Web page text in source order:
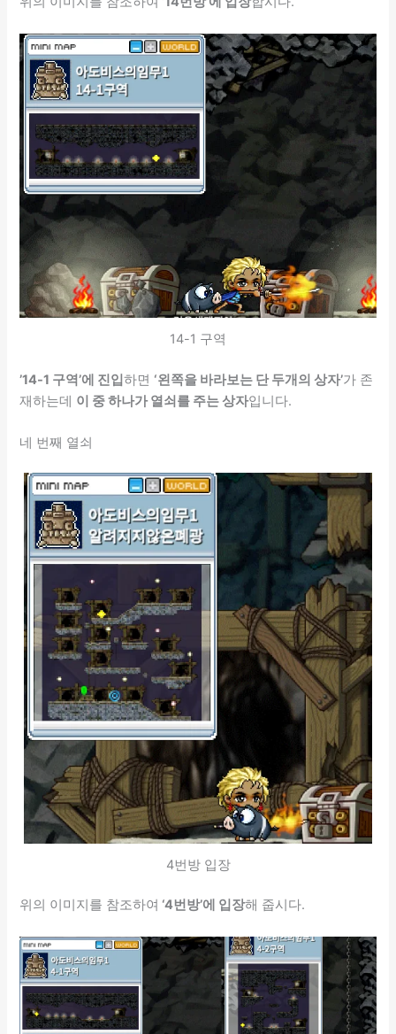
14-1 구역
’14-1 구역’에 진입하면 ‘왼쪽을 바라보는 단 두개의 상자’가 존
재하는데 이 중 하나가 열쇠를 주는 상자입니다.
네 번째 열쇠
4번방 입장
위의 이미지를 참조하여 ‘4번방’에 입장해 줍시다.